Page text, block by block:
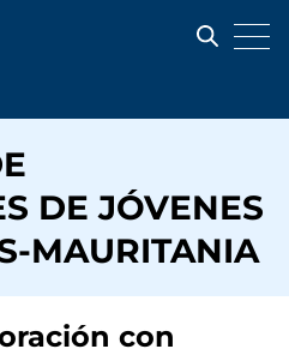
DE JÓVENES
MAURITANIA
con